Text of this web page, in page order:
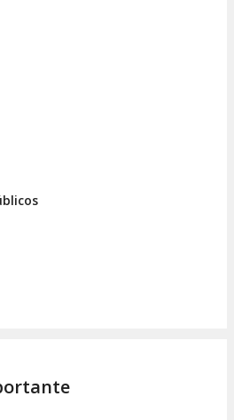
oscilará entre cuatro y cinco